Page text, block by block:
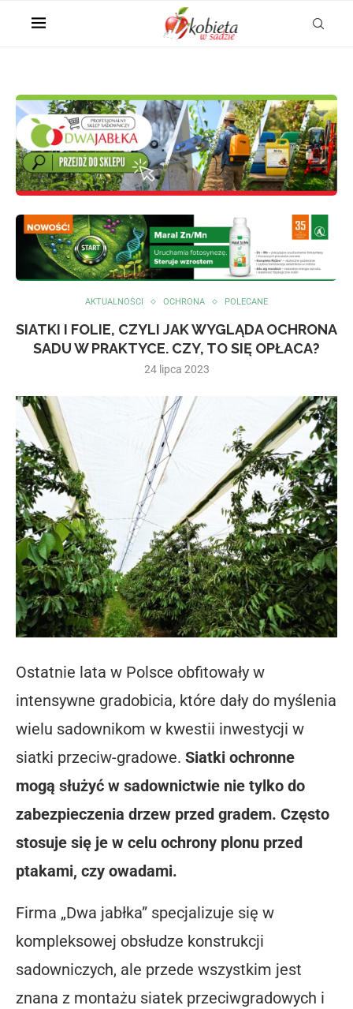
AKTUALNOŚCI OCHRONA POLECANE
SIATKI I FOLIE, CZYLI JAK WYGLĄDA OCHRONA
SADU W PRAKTYCE. CZY, TO SIĘ OPŁACA?
24 lipca 2023
Ostatnie lata w Polsce obfitowały w
intensywne gradobicia, które dały do myślenia
wielu sadownikom w kwestii inwestycji w
siatki przeciw-gradowe. Siatki ochronne
mogą służyć w sadownictwie nie tylko do
zabezpieczenia drzew przed gradem. Często
stosuje się je w celu ochrony plonu przed
ptakami, czy owadami.
Firma „Dwa jabłka” specjalizuje się w
kompleksowej obsłudze konstrukcji
sadowniczych, ale przede wszystkim jest
znana z montażu siatek przeciwgradowych i